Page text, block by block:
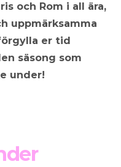
och Rom i all ära,
uppmärksamma
er tid
säsong som
under!